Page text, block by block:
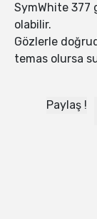
SymWhite 377
olabilir.
Gözlerle
temas olursa
Paylaş !